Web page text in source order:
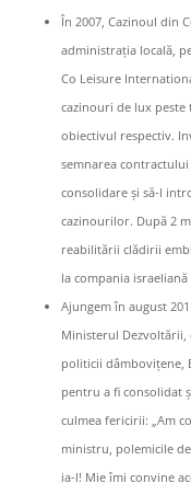
În 2007, Cazinoul din
administrația locală,
Co Leisure
cazinouri de lux
obiectivul respectiv.
semnarea contractului
consolidare și să-l
cazinourilor. După 2
reabilitării clădirii
la compania
Ajungem în august
Ministerul Dezvoltării,
politicii dâmbovițene,
pentru a fi consolidat
culmea fericirii: „Am
ministru, polemicile
ia-l! Mie îmi convine